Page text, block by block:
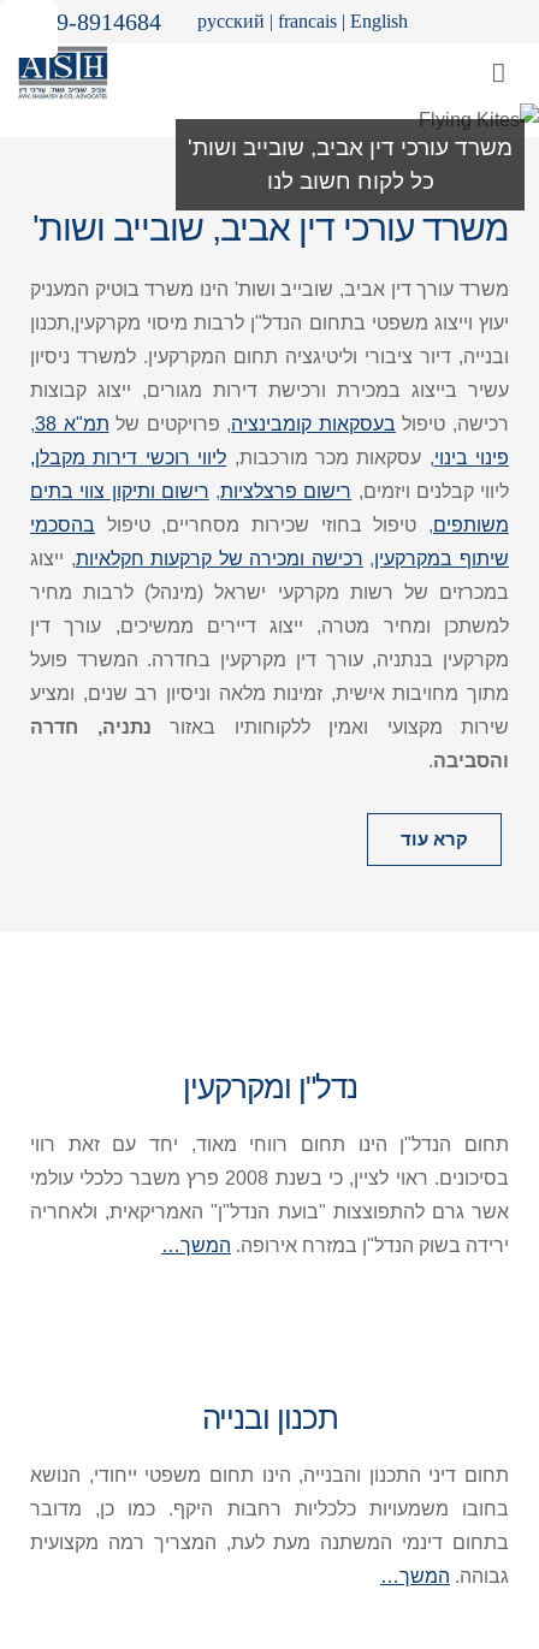
09-8914684 русский | francais| English
משרד עורכי דין אביב, שובייב ושות'
כל לקוח חשוב לנו
משרד עורכי דין אביב, שובייב ושות'
משרד עורך דין אביב, שובייב ושות' הינו משרד בוטיק המעניק
יעוץ וייצוג משפטי בתחום הנדל"ן לרבות מיסוי מקרקעין,תכנון
ובנייה, דיור ציבורי וליטיגציה תחום המקרקעין. למשרד ניסיון
עשיר בייצוג במכירת ורכישת דירות מגורים, ייצוג קבוצות
רכישה, טיפול בעסקאות קומבינציה, פרויקטים של תמ"א 38
,
פינוי בינוי, עסקאות מכר מורכבות, ליווי רוכשי דירות מקבלן,
ליווי קבלנים ויזמים, רישום פרצלציות, רישום ותיקון צווי בתים
משותפים, טיפול בחוזי שכירות מסחריים, טיפול בהסכמי
שיתוף במקרקעין, רכישה ומכירה של קרקעות חקלאיות, ייצוג
במכרזים של רשות מקרקעי ישראל (מינהל) לרבות מחיר
למשתכן ומחיר מטרה, ייצוג דיירים ממשיכים, עורך דין
מקרקעין בנתניה, עורך דין מקרקעין בחדרה. המשרד פועל
מתוך מחויבות אישית, זמינות מלאה וניסיון רב שנים, ומציע
שירות מקצועי ואמין ללקוחותיו באזור נתניה, חדרה
והסביבה.
קרא עוד
נדל"ן ומקרקעין
תחום הנדל"ן הינו תחום רווחי מאוד, יחד עם זאת רווי
בסיכונים. ראוי לציין, כי בשנת 2008 פרץ משבר כלכלי עולמי
אשר גרם להתפוצצות "בועת הנדל"ן" האמריקאית, ולאחריה
ירידה בשוק הנדל"ן במזרח אירופה. המשך…
תכנון ובנייה
תחום דיני התכנון והבנייה, הינו תחום משפטי ייחודי, הנושא
בחובו משמעויות כלכליות רחבות היקף. כמו כן, מדובר
בתחום דינמי המשתנה מעת לעת, המצריך רמה מקצועית
גבוהה. המשך…